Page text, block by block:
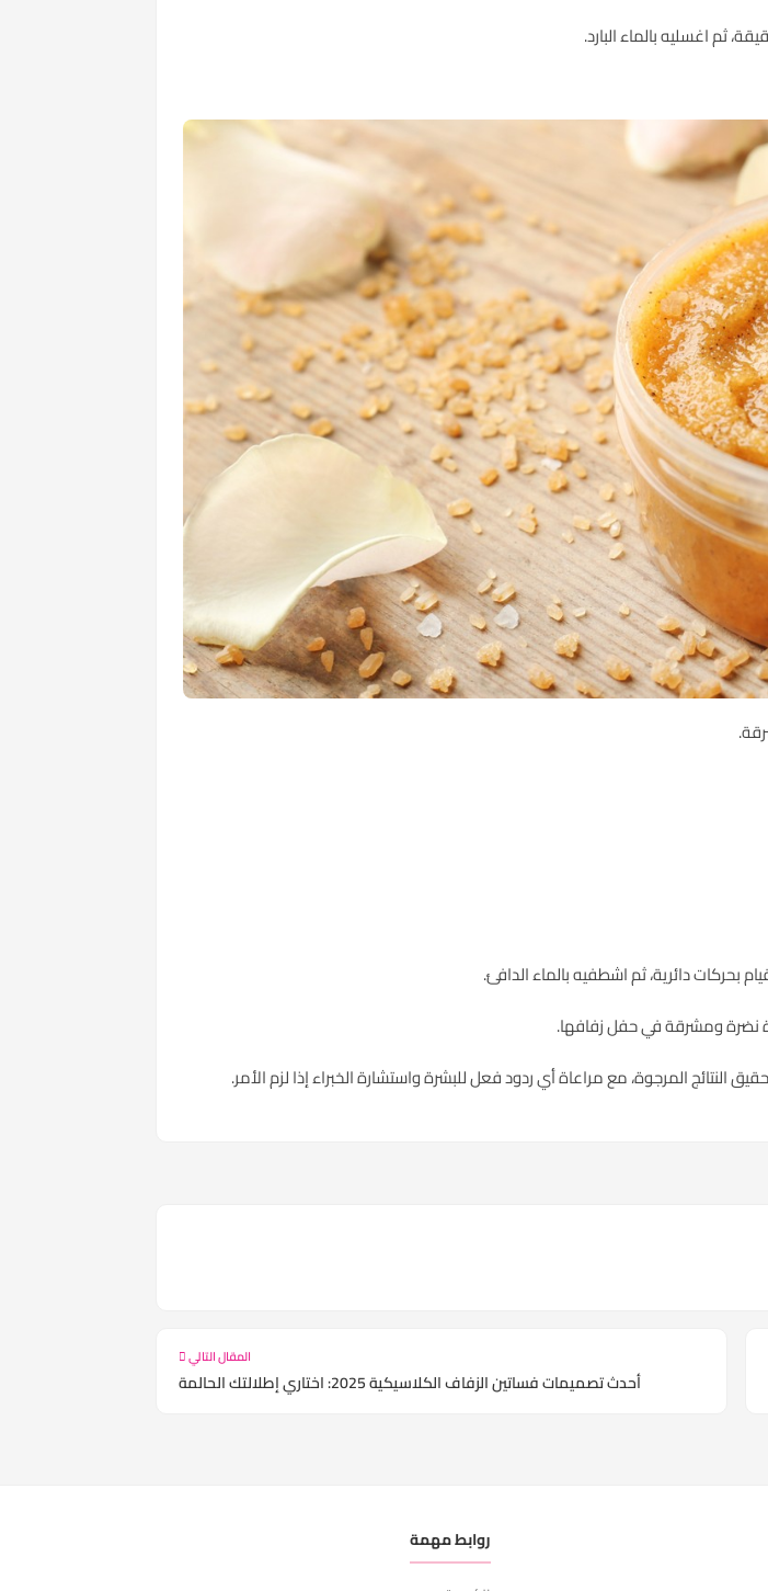
بحركات دائرية، ثم اشطفيه بالماء الدافئ.
نضرة ومشرقة في حفل زفافها.
المرجوة، مع مراعاة أي ردود فعل للبشرة واستشارة الخبراء إذا لزم الأمر.
المقال التالي
أحدث تصميمات فساتين الزفاف الكلاسيكية 2025: اختاري إطلالتك الحالمة
روابط مهمة